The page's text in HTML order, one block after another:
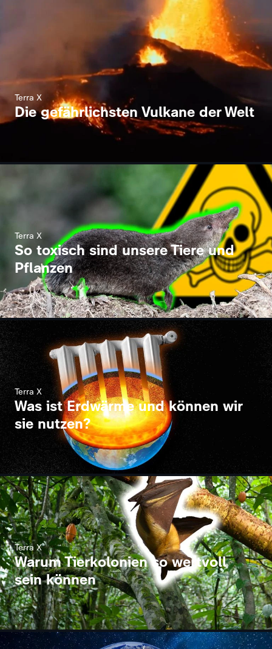
Terra X
Die gefährlichsten Vulkane der Welt
Terra X
So toxisch sind unsere Tiere und
Pflanzen
Terra X
Was ist Erdwärme und können wir
sie nutzen?
Terra X
Warum Tierkolonien so wertvoll
sein können